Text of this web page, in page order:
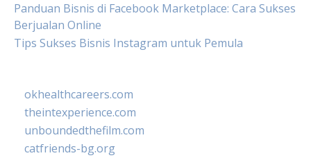
Panduan Bisnis di Facebook Marketplace: Cara Sukses
Berjualan Online
Tips Sukses Bisnis Instagram untuk Pemula
okhealthcareers.com
theintexperience.com
unboundedthefilm.com
catfriends-bg.org